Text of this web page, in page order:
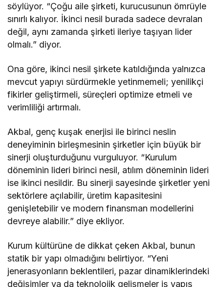
söylüyor. “Çoğu aile şirketi, kurucusunun ömrüyle
sınırlı kalıyor. İkinci nesil burada sadece devralan
değil, aynı zamanda şirketi ileriye taşıyan lider
olmalı.” diyor.
Ona göre, ikinci nesil şirkete katıldığında yalnızca
mevcut yapıyı sürdürmekle yetinmemeli; yenilikçi
fikirler geliştirmeli, süreçleri optimize etmeli ve
verimliliği artırmalı.
Akbal, genç kuşak enerjisi ile birinci neslin
deneyiminin birleşmesinin şirketler için büyük bir
sinerji oluşturduğunu vurguluyor. “Kurulum
döneminin lideri birinci nesil, atılım döneminin lideri
ise ikinci nesildir. Bu sinerji sayesinde şirketler yeni
sektörlere açılabilir, üretim kapasitesini
genişletebilir ve modern finansman modellerini
devreye alabilir.” diye ekliyor.
Kurum kültürüne de dikkat çeken Akbal, bunun
statik bir yapı olmadığını belirtiyor. “Yeni
jenerasyonların beklentileri, pazar dinamiklerindeki
değişimler ya da teknolojik gelişmeler iş yapış